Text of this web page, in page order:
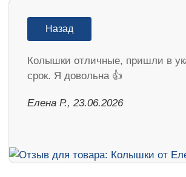
Назад
Колышки отличные, пришли в
срок. Я довольна 👍
Елена Р., 23.06.2026